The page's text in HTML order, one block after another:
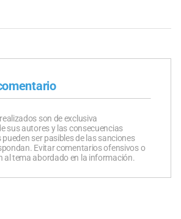
son de exclusiva
sus autores y las consecuencias
ser pasibles de las sanciones
Evitar comentarios ofensivos o
al tema abordado en la información.